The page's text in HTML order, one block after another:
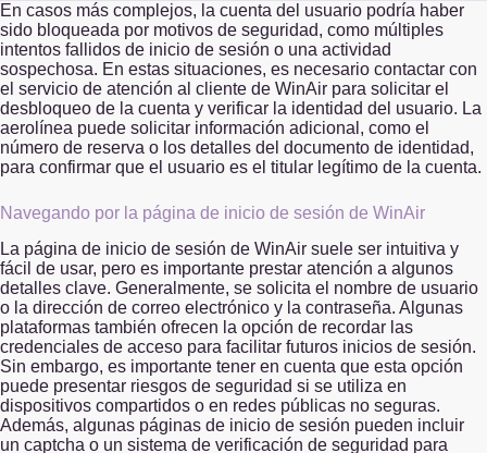
En casos más complejos, la cuenta del usuario podría haber
sido bloqueada por motivos de seguridad, como múltiples
intentos fallidos de inicio de sesión o una actividad
sospechosa. En estas situaciones, es necesario contactar con
el servicio de atención al cliente de WinAir para solicitar el
desbloqueo de la cuenta y verificar la identidad del usuario. La
aerolínea puede solicitar información adicional, como el
número de reserva o los detalles del documento de identidad,
para confirmar que el usuario es el titular legítimo de la cuenta.
Navegando por la página de inicio de sesión de WinAir
La página de inicio de sesión de WinAir suele ser intuitiva y
fácil de usar, pero es importante prestar atención a algunos
detalles clave. Generalmente, se solicita el nombre de usuario
o la dirección de correo electrónico y la contraseña. Algunas
plataformas también ofrecen la opción de recordar las
credenciales de acceso para facilitar futuros inicios de sesión.
Sin embargo, es importante tener en cuenta que esta opción
puede presentar riesgos de seguridad si se utiliza en
dispositivos compartidos o en redes públicas no seguras.
Además, algunas páginas de inicio de sesión pueden incluir
un captcha o un sistema de verificación de seguridad para